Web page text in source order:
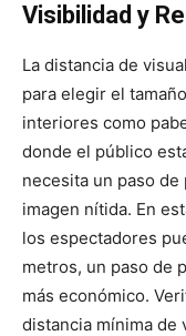
Visibilidad y
La distancia de
para elegir el
interiores como
donde el público
necesita un paso
imagen nítida. En
los espectadores
metros, un paso de
más económico.
distancia mínima de